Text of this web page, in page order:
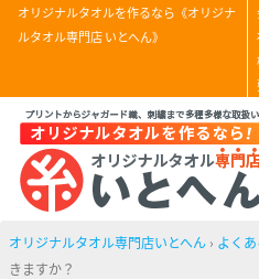
オリジナルタオルを作るなら《オリジナ
ルタオル専門店 いとへん》
オリジナルタオル専門店いとへん › よく
きますか？